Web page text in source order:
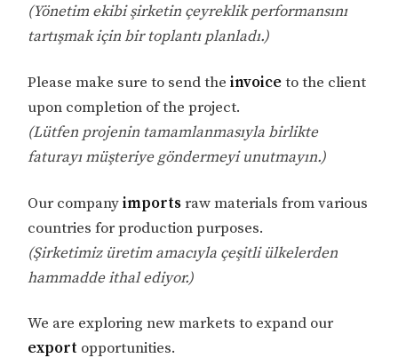
(Yönetim ekibi şirketin çeyreklik performansını
tartışmak için bir toplantı planladı.)
Please make sure to send the invoiceto the client
upon completion of the project.
(Lütfen projenin tamamlanmasıyla birlikte
faturayı müşteriye göndermeyi unutmayın.)
Our companyimportsraw materials from various
countries for production purposes.
(Şirketimiz üretim amacıyla çeşitli ülkelerden
hammadde ithal ediyor.)
We are exploring new markets to expand our
export opportunities.